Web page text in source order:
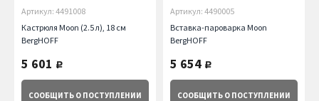
Артикул: 4491008
Кастрюля Moon (2.5 л), 18 см
BergHOFF
5 601 руб.
СООБЩИТЬ О ПОСТУПЛЕНИИ
Артикул: 4490005
Вставка-пароварка Moon
BergHOFF
5 654 руб.
СООБЩИТЬ О ПОСТУПЛЕНИИ